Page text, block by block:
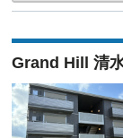
Grand Hill 清